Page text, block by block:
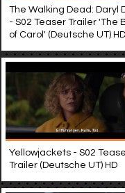
The Walking Dead: Daryl
- S02 Teaser Trailer 'The
of Carol' (Deutsche UT) HD
Yellowjackets - S02
Trailer (Deutsche UT) HD